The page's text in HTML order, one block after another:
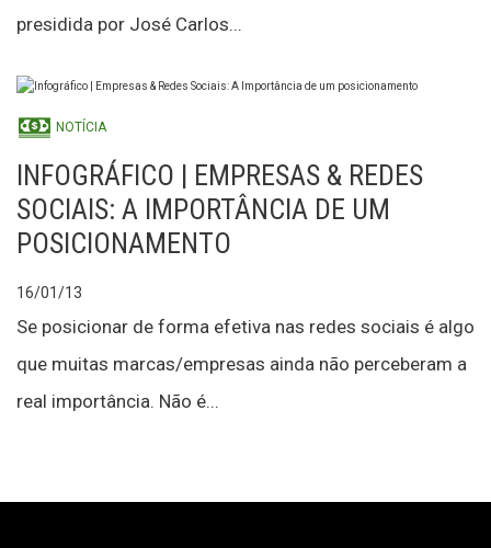
presidida por José Carlos...
NOTÍCIA
INFOGRÁFICO | EMPRESAS & REDES
SOCIAIS: A IMPORTÂNCIA DE UM
POSICIONAMENTO
16/01/13
Se posicionar de forma efetiva nas redes sociais é algo
que muitas marcas/empresas ainda não perceberam a
real importância. Não é...